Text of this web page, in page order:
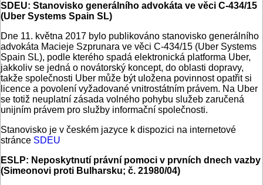
SDEU: Stanovisko generálního advokáta ve věci C‑434/15
(Uber Systems Spain SL)
Dne 11. května 2017 bylo publikováno stanovisko generálního
advokáta Macieje Szprunara ve věci C‑434/15 (Uber Systems
Spain SL), podle kterého spadá elektronická platforma Uber,
jakkoliv se jedná o novátorský koncept, do oblasti dopravy,
takže společnosti Uber může být uložena povinnost opatřit si
licence a povolení vyžadované vnitrostátním právem. Na Uber
se totiž neuplatní zásada volného pohybu služeb zaručená
unijním právem pro služby informační společnosti.
Stanovisko je v českém jazyce k dispozici na internetové
stránce SDEU
ESLP: Neposkytnutí právní pomoci v prvních dnech vazby
(Simeonovi proti Bulharsku; č. 21980/04)